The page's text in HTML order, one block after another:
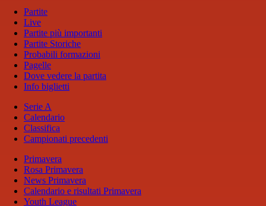
Partite
Live
Partite più importanti
Partite Storiche
Probabili formazioni
Pagelle
Dove vedere la partita
Info biglietti
Serie A
Calendario
Classifica
Campionati precedenti
Primavera
Rosa Primavera
News Primavera
Calendario e risultati Primavera
Youth League